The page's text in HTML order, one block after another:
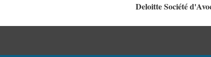
Deloitte Société